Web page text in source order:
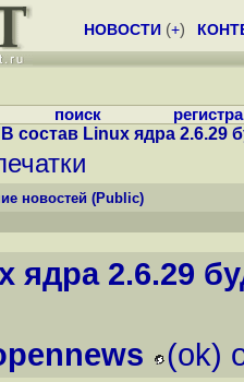
НОВОСТИ (+)
поиск
состав Linux ядра
новостей (Public)
ядра 2.6.29
(ok)